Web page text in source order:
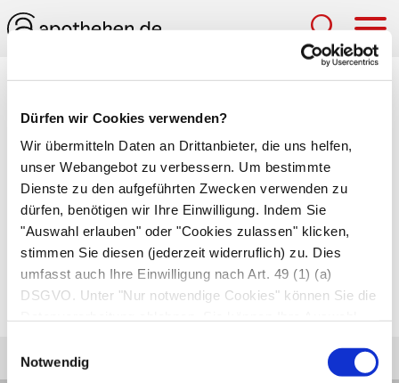
Dürfen wir Cookies verwenden?
Wir übermitteln Daten an Drittanbieter, die uns helfen,
unser Webangebot zu verbessern. Um bestimmte
Dienste zu den aufgeführten Zwecken verwenden zu
dürfen, benötigen wir Ihre Einwilligung. Indem Sie
"Auswahl erlauben" oder "Cookies zulassen" klicken,
stimmen Sie diesen (jederzeit widerruflich) zu. Dies
umfasst auch Ihre Einwilligung nach Art. 49 (1) (a)
DSGVO. Unter "Nur notwendige Cookies" können Sie die
Notwendig
Medizinlexikon
Afterjucken (Pruritus ani)
Juckreiz am Darmausgang. Die häufigste
Ursache ist eine Entzündung der
Afterumgebung, z.B. beiHämorrhoiden,
Analfisteln ,chronischen
Durchfallerkrankungen,Pilzinfektionen oder
übertriebener Hygiene.